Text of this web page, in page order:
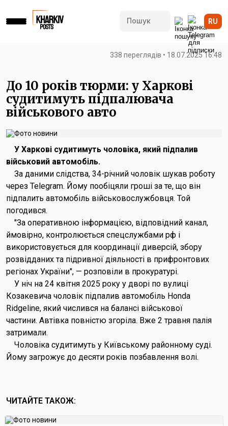
RU
338 переглядів • 18.07.2025 16:48
До 10 років тюрми: у Харкові
судитимуть підпалювача
військового авто
У Харкові судитимуть чоловіка, який підпалив
військовий автомобіль.
За даними слідства, 34-річний чоловік шукав роботу
через Telegram. Йому пообіцяли гроші за те, що він
підпалить автомобіль військовослужбовця. Той
погодився.
"За оперативною інформацією, відповідний канал,
ймовірно, контролюється спецслужбами рф і
використовується для координації диверсій, збору
розвідданих та підривної діяльності в прифронтових
регіонах України", — розповіли в прокуратурі.
У ніч на 24 квітня 2025 року у дворі по вулиці
Козакевича чоловік підпалив автомобіль Honda
Ridgeline, який числився на балансі військової
частини. Автівка повністю згоріла. Вже 2 травня палія
затримали.
Чоловіка судитимуть у Київському районному суді.
Йому загрожує до десяти років позбавлення волі.
ЧИТАЙТЕ ТАКОЖ: